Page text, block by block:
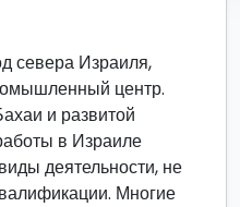
севера Израиля,
центр.
и развитой
в Израиле
деятельности, не
Многие